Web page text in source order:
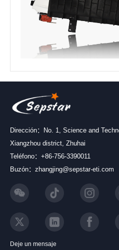
Dirección：No. 1, Science and
Xiangzhou district, Zhuhai
Teléfono：+86-756-3390011
Buzón：zhangjing@sepstar-eti.com
Deje un mensaje